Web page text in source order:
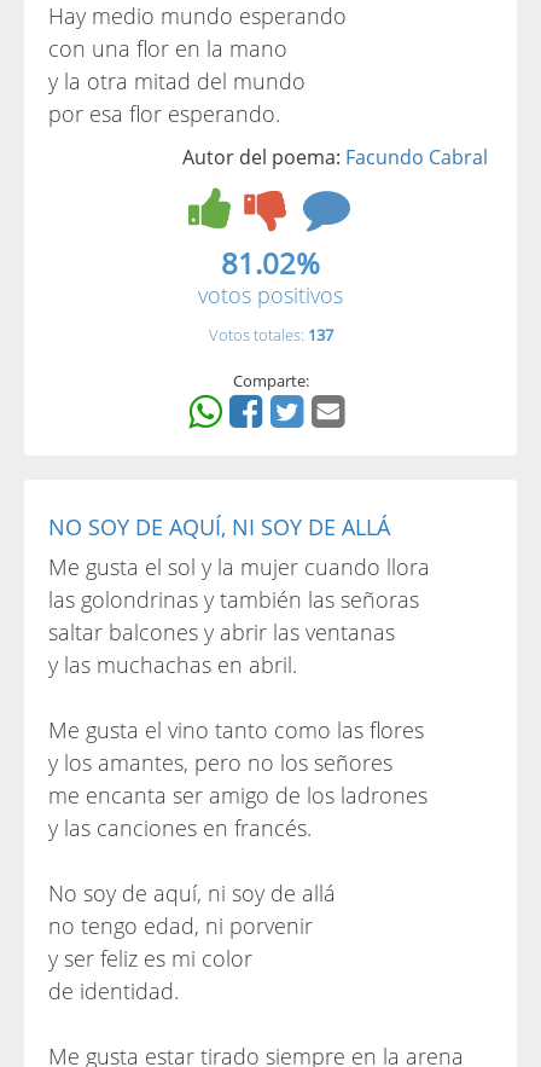
Hay medio mundo esperando
con una flor en la mano
y la otra mitad del mundo
por esa flor esperando.
Autor del poema: Facundo Cabral
81.02%
votos positivos
Votos totales: 137
Comparte:
NO SOY DE AQUÍ, NI SOY DE ALLÁ
Me gusta el sol y la mujer cuando llora
las golondrinas y también las señoras
saltar balcones y abrir las ventanas
y las muchachas en abril.
Me gusta el vino tanto como las flores
y los amantes, pero no los señores
me encanta ser amigo de los ladrones
y las canciones en francés.
No soy de aquí, ni soy de allá
no tengo edad, ni porvenir
y ser feliz es mi color
de identidad.
Me gusta estar tirado siempre en la arena